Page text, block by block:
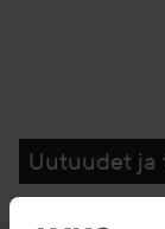
Uutuudet ja